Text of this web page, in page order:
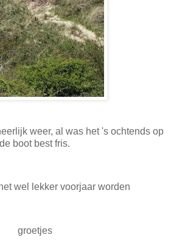
weer, al was het 's ochtends op
de boot best fris.
wel lekker voorjaar worden
groetjes